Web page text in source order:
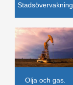
Stadsövervakning
Olja och gas.